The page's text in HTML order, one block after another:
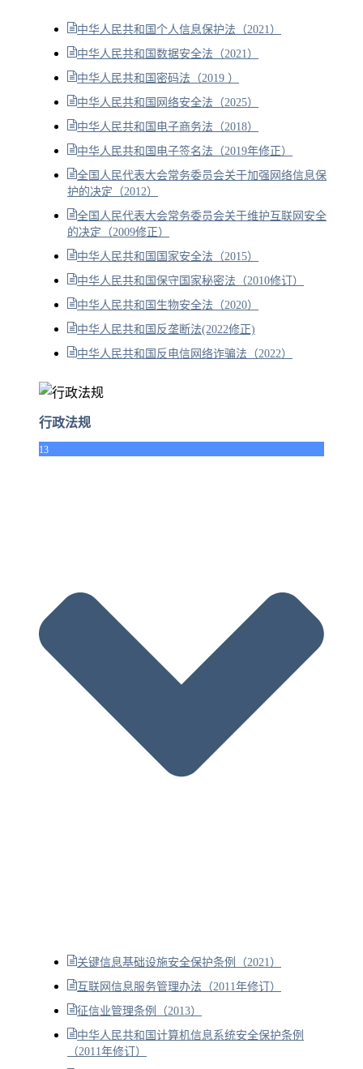
中华人民共和国个人信息保护法（2021）
中华人民共和国数据安全法（2021）
中华人民共和国密码法（2019 ）
中华人民共和国网络安全法（2025）
中华人民共和国电子商务法（2018）
中华人民共和国电子签名法（2019年修正）
全国人民代表大会常务委员会关于加强网络信息保
护的决定（2012）
全国人民代表大会常务委员会关于维护互联网安全
的决定（2009修正）
中华人民共和国国家安全法（2015）
中华人民共和国保守国家秘密法（2010修订）
中华人民共和国生物安全法（2020）
中华人民共和国反垄断法(2022修正)
中华人民共和国反电信网络诈骗法（2022）
行政法规
13
关键信息基础设施安全保护条例（2021）
互联网信息服务管理办法（2011年修订）
征信业管理条例（2013）
中华人民共和国计算机信息系统安全保护条例
（2011年修订）